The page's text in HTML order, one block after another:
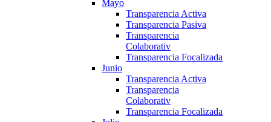
Mayo
Transparencia Activa
Transparencia Pasiva
Transparencia
Colaborativ
Transparencia Focalizada
Junio
Transparencia Activa
Transparencia
Colaborativ
Transparencia Focalizada